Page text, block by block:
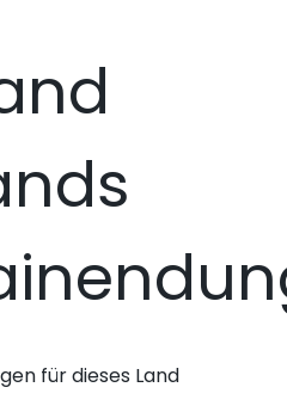
für dieses Land